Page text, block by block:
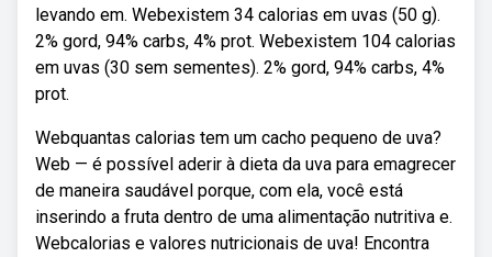
levando em. Webexistem 34 calorias em uvas (50 g).
2% gord, 94% carbs, 4% prot. Webexistem 104 calorias
em uvas (30 sem sementes). 2% gord, 94% carbs, 4%
prot.
Webquantas calorias tem um cacho pequeno de uva?
Web — é possível aderir à dieta da uva para emagrecer
de maneira saudável porque, com ela, você está
inserindo a fruta dentro de uma alimentação nutritiva e.
Webcalorias e valores nutricionais de uva! Encontra